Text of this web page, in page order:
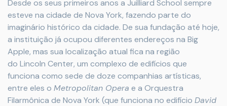
Desde os seus primeiros anos a Juilliard School sempre
esteve na cidade de Nova York, fazendo parte do
imaginário histórico da cidade. De sua fundação até hoje,
a instituição já ocupou diferentes endereços na Big
Apple, mas sua localização atual fica na região
do Lincoln Center, um complexo de edifícios que
funciona como sede de doze companhias artísticas,
entre eles o Metropolitan Opera e a Orquestra
Filarmônica de Nova York (que funciona no edifício David